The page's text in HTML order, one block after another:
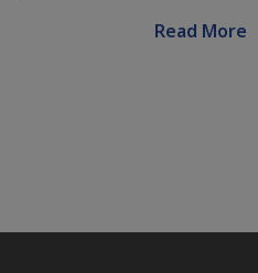
Read More